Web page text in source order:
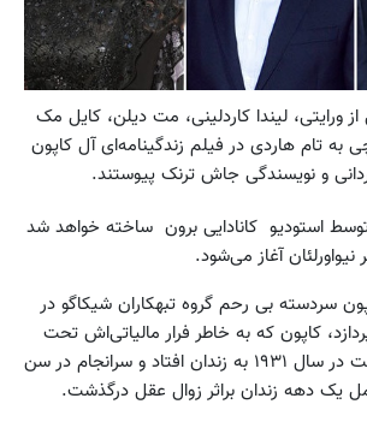
ورایتی، لیندا کاردلینی، مت دیلن، کایل مک
به تام هاردی در فیلم زندگینامه‌ای آل کاپون
و نویسندگی جاش ترنک پیوستند.
استودیو کانادایی برون ساخته خواهد شد
سردسته بی رحم گروه تبهکاران شیکاگو در
پردازد، کاپون که به خاطر فرار مالیاتی‌اش تحت
پیگرد قانونی قرار داشت در سال ۱۹۳۱ به زندان افتاد و سرانجام در سن